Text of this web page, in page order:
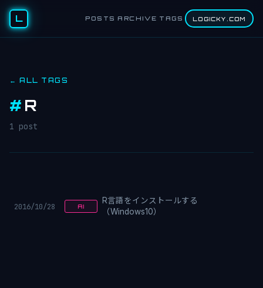
L POSTS ARCHIVE TAGS LOGICKY.COM
← ALL TAGS
# R
1 post
2016/10/28 AI
R言語をインストールする
（Windows10）